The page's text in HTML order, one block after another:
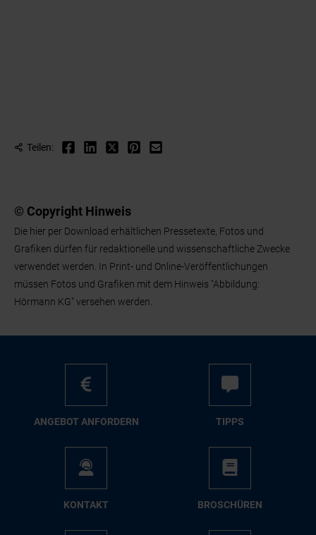
Teilen:
© Copyright Hinweis
Die hier per Download erhältlichen Pressetexte, Fotos und
Grafiken dürfen für redaktionelle und wissenschaftliche Zwecke
verwendet werden. In Print- und Online-Veröffentlichungen
müssen Fotos und Grafiken mit dem Hinweis "Abbildung:
Hörmann KG" versehen werden.
AN­GE­BOT AN­FOR­DERN TIPPS
KON­TAKT BRO­SCHÜ­REN